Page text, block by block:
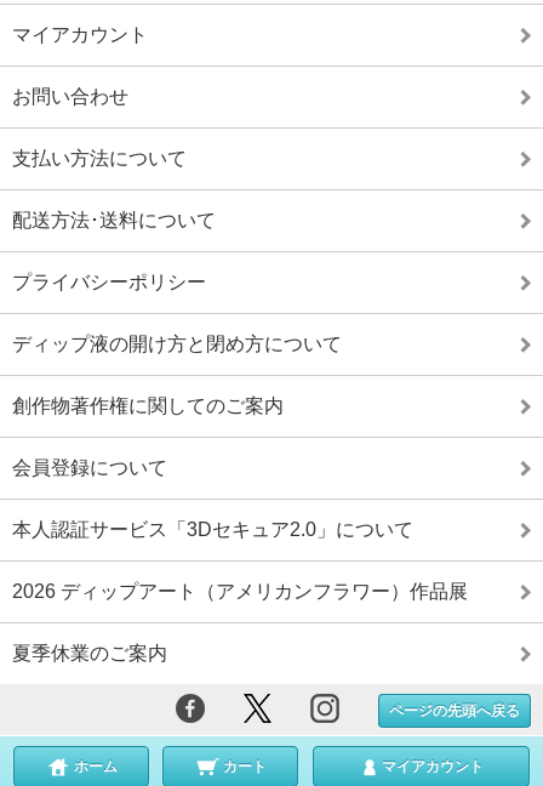
マイアカウント
お問い合わせ
支払い方法について
配送方法･送料について
プライバシーポリシー
ディップ液の開け方と閉め方について
創作物著作権に関してのご案内
会員登録について
本人認証サービス「3Dセキュア2.0」について
2026 ディップアート（アメリカンフラワー）作品展
夏季休業のご案内
ページの先頭へ戻る
ホーム カート マイアカウント